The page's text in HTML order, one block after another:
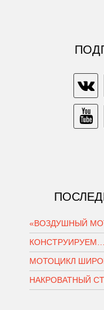
«ВОЗДУШНЫЙ
МОТОЦИКЛ
НАКРОВАТНЫЙ